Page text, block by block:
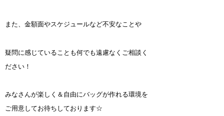
また、金額面やスケジュールなど不安なことや
疑問に感じていることも何でも遠慮なくご相談く
ださい！
みなさんが楽しく＆自由にバッグが作れる環境を
ご用意してお待ちしております☆